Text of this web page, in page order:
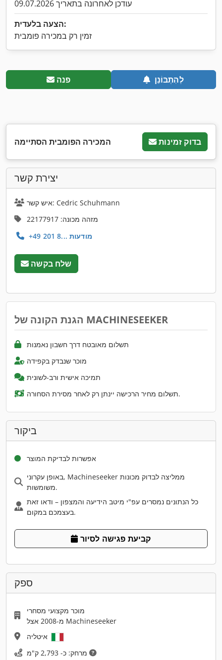
עודכן לאחרונה בתאריך 09.07.2026
הצעה בלעדית:
זמין רק במכירה פומבית
פנה לְהִתְבּוֹנֵן
המכירה הפומבית הסתיימה בדוק זמינות
יצירת קשר
איש קשר: Cedric Schuhmann
מזהה מכונה: 22177917
+49 201 8... מודעות
שלח בקשה
הגנת הקונה של MACHINESEEKER
תשלום מאובטח דרך חשבון נאמנות
מוכר שנבדק בקפידה
תמיכה אישית ורב-לשונית
תשלום מחיר הרכישה יינתן רק לאחר מסירת הסחורה.
ביקור
אפשרות לבדיקת המוצר
באופן עקרוני, Machineseeker ממליצה לבדוק מכונות
משומשות.
כל הנתונים נמסרים עפ"י מיטב הידיעה והמצפון – ודאו זאת
בעצמכם במקום.
קביעת פגישה לסיור
ספק
מוכר מקצועי מסחרי
מ-2008 אצל Machineseeker